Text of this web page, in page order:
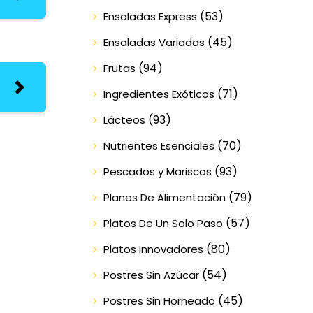
Ensaladas Express (53)
Ensaladas Variadas (45)
Frutas (94)
Ingredientes Exóticos (71)
Lácteos (93)
Nutrientes Esenciales (70)
Pescados y Mariscos (93)
Planes De Alimentación(79)
Platos De Un Solo Paso (57)
Platos Innovadores (80)
Postres Sin Azúcar(54)
Postres Sin Horneado (45)